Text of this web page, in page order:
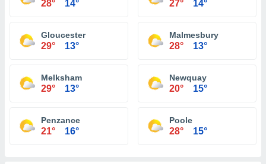
28° 14° 27° 14°
Gloucester
29° 13°
Malmesbury
28° 13°
Melksham
29° 13°
Newquay
20° 15°
Penzance
21° 16°
Poole
28° 15°